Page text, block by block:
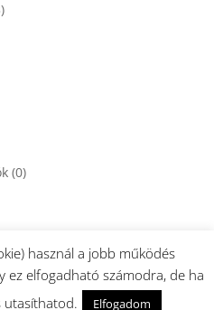
(0)
használ a jobb működés
ez elfogadható számodra, de ha
utasíthatod.
Elfogadom